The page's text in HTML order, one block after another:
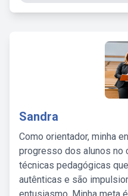
Sandra
Como orientador, minha
progresso dos alunos no
técnicas pedagógicas
autênticas e são